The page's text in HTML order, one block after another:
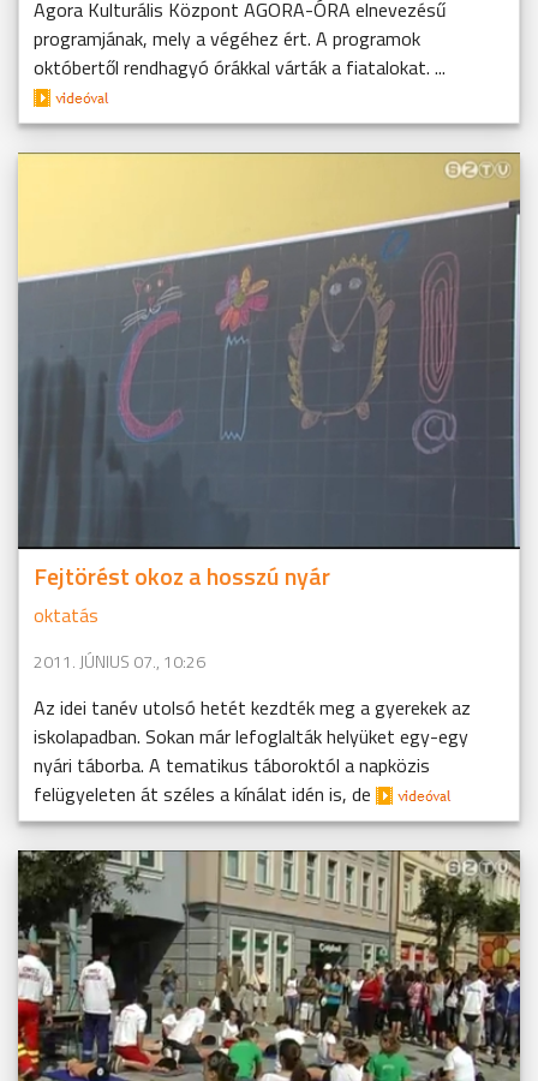
Agora Kulturális Központ AGORA-ÓRA elnevezésű
programjának, mely a végéhez ért. A programok
októbertől rendhagyó órákkal várták a fiatalokat. ...
Fejtörést okoz a hosszú nyár
oktatás
2011. JÚNIUS 07., 10:26
Az idei tanév utolsó hetét kezdték meg a gyerekek az
iskolapadban. Sokan már lefoglalták helyüket egy-egy
nyári táborba. A tematikus táboroktól a napközis
felügyeleten át széles a kínálat idén is, de